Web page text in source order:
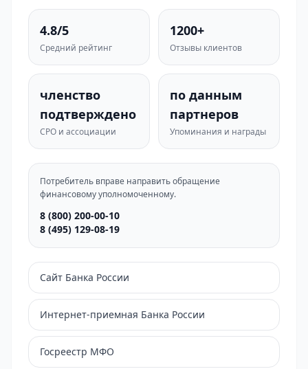
4.8/5
Средний рейтинг
1200+
Отзывы клиентов
членство
подтверждено
СРО и ассоциации
по данным
партнеров
Упоминания и награды
Потребитель вправе направить обращение
финансовому уполномоченному.
8 (800) 200-00-10
8 (495) 129-08-19
Сайт Банка России
Интернет-приемная Банка России
Госреестр МФО